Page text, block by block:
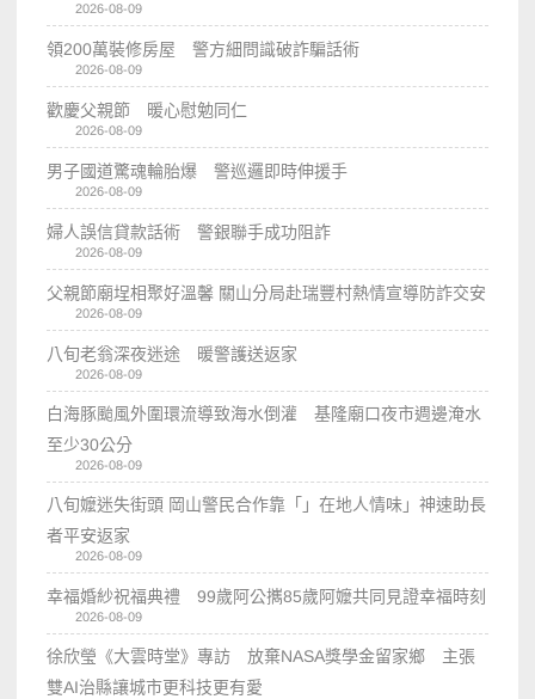
2026-08-09
領200萬裝修房屋 警方細問識破詐騙話術
2026-08-09
歡慶父親節 暖心慰勉同仁
2026-08-09
男子國道驚魂輪胎爆 警巡邏即時伸援手
2026-08-09
婦人誤信貸款話術 警銀聯手成功阻詐
2026-08-09
父親節廟埕相聚好溫馨 關山分局赴瑞豐村熱情宣導防詐交安
2026-08-09
八旬老翁深夜迷途 暖警護送返家
2026-08-09
白海豚颱風外圍環流導致海水倒灌 基隆廟口夜市週邊淹水
至少30公分
2026-08-09
八旬嬤迷失街頭 岡山警民合作靠「」在地人情味」神速助長
者平安返家
2026-08-09
幸福婚紗祝福典禮 99歲阿公𢹂85歲阿嬤共同見證幸福時刻
2026-08-09
徐欣瑩《大雲時堂》專訪 放棄NASA獎學金留家鄉 主張
雙AI治縣讓城市更科技更有愛